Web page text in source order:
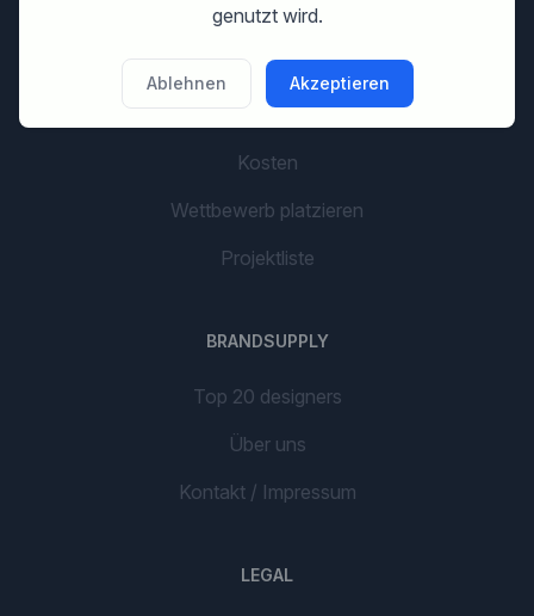
LOS GEHT'S
AI Branding
Kosten
Wettbewerb platzieren
Projektliste
BRANDSUPPLY
Top 20 designers
Über uns
Kontakt / Impressum
LEGAL
genutzt wird.
Ablehnen Akzeptieren